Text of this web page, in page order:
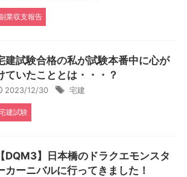
業収支報告
建試験合格の私が試験本番中に心が
ていたこととは・・・？
2023/12/30 宅建
建試験
【DQM3】日本橋のドラクエモンスタ
カーニバルに行ってきました！